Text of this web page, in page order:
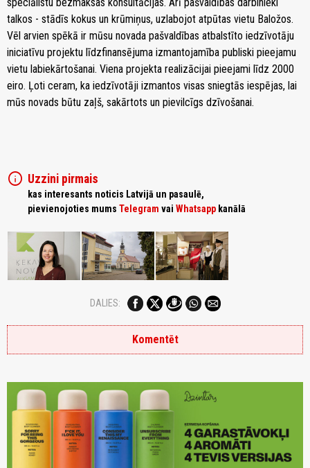
talkos - stādīs kokus un krūmiņus, uzlabojot atpūtas vietu Baložos.
Vēl arvien spēkā ir mūsu novada pašvaldības atbalstīto iedzīvotāju
iniciatīvu projektu līdzfinansējuma izmantojamība publiski pieejamu
vietu labiekārtošanai. Viena projekta realizācijai pieejami līdz 2000
eiro. Ļoti ceram, ka iedzīvotāji izmantos visas sniegtās iespējas, lai
mūs novads būtu zaļš, sakārtots un pievilcīgs dzīvošanai.
info Uzzini pirmais
kas interesants noticis Latvijā un pasaulē,
pievienojoties mums Telegram vai Whatsapp kanālā
DALIES:
Komentēt